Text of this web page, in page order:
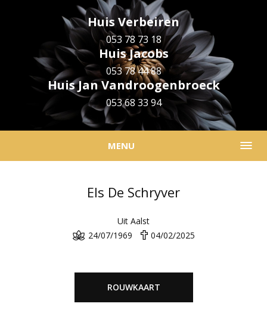
Huis Verbeiren
053 78 73 18
Huis Jacobs
053 78 44 88
Huis Jan Vandroogenbroeck
053 68 33 94
MENU
Els De Schryver
Uit Aalst
24/07/1969
04/02/2025
ROUWKAART